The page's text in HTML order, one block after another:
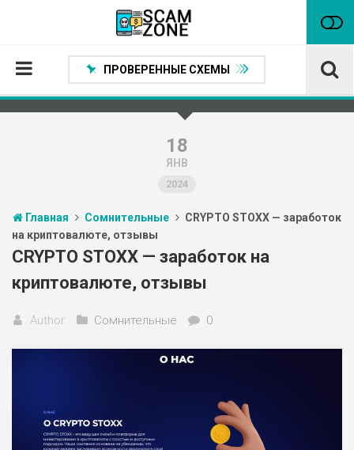
Проверенные способы заработка
Статьи
Партнеры
ПРОВЕРЕННЫЕ СХЕМЫ
18
ЯНВ
2024
Главная Сомнительные
CRYPTO STOXX — заработок
на криптовалюте, отзывы
CRYPTO STOXX — заработок на
криптовалюте, отзывы
Author Сомнительные 0